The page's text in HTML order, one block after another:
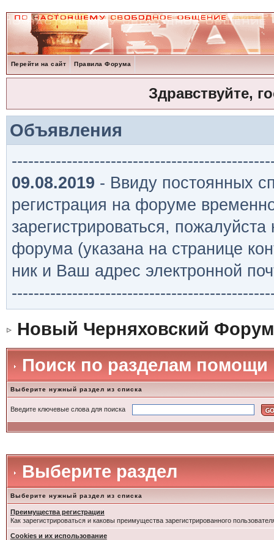
Перейти на сайт Правила Форума
Здравствуйте,
Объявления
09.08.2019 - Ввиду постоянных
регистрация на форуме
зарегистрироваться,
форума (указана на странице
ник и Ваш адрес электронной
Новый Черняховский Форум
Поиск по разделам помощи
Выберите нужный раздел из списка
Введите ключевые слова для поиска
Выберите раздел
Выберите нужный раздел из списка
Преимущества регистрации
Как зарегистрироваться и каковы преимущества зарегистрированного
Cookies и их использование